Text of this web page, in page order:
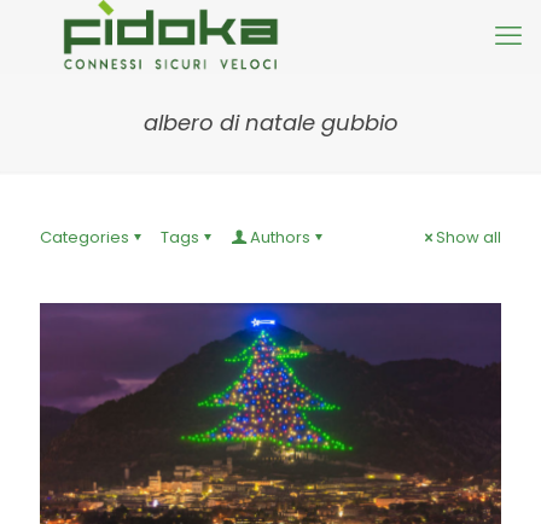
albero di natale gubbio
Categories Tags Authors Show all